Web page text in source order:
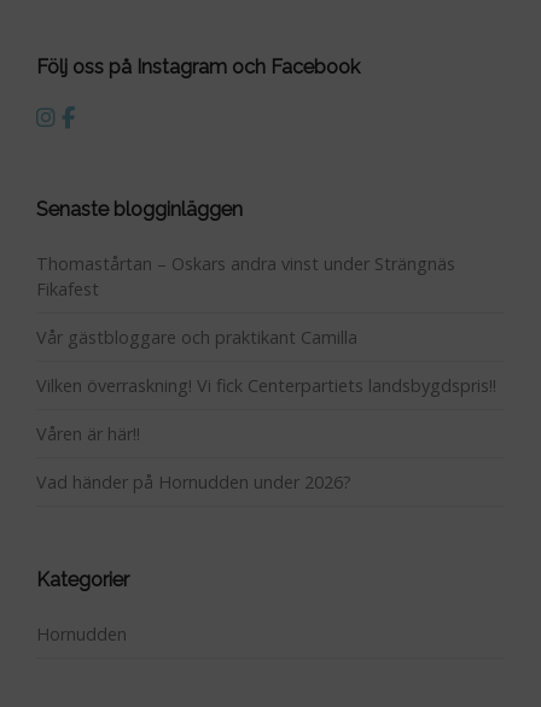
Följ oss på Instagram och Facebook
Senaste blogginläggen
Thomastårtan – Oskars andra vinst under Strängnäs
Fikafest
Vår gästbloggare och praktikant Camilla
Vilken överraskning! Vi fick Centerpartiets landsbygdspris!!
Våren är här!!
Vad händer på Hornudden under 2026?
Kategorier
Hornudden